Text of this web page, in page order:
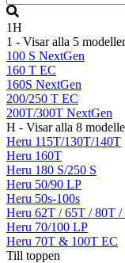
1H
1 - Visar alla 5 modeller
100 S NextGen
160 T EC
160S NextGen
200/250 T EC
200T/300T NextGen
H - Visar alla 8
Heru 115T/130T/140T
Heru 160T
Heru 180 S/250 S
Heru 50/90 LP
Heru 50s-100s
Heru 62T / 65T / 80T /
Heru 70/100 LP
Heru 70T & 100T EC
Till toppen